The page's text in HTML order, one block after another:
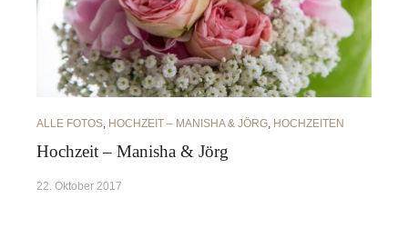
ALLE FOTOS HOCHZEIT – MANISHA & JÖRG HOCHZEITEN
Hochzeit – Manisha & Jörg
22. Oktober 2017